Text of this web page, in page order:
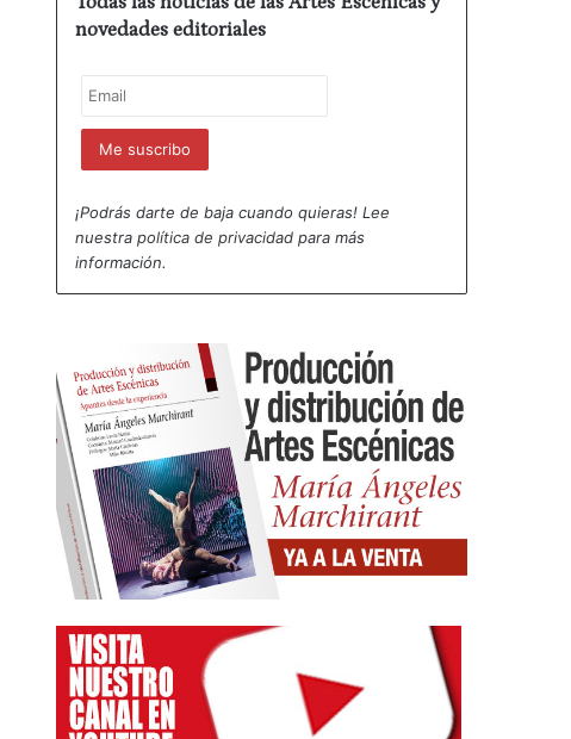
novedades editoriales
¡Podrás darte de baja cuando quieras! Lee
nuestrapolítica de privacidad para más
información.